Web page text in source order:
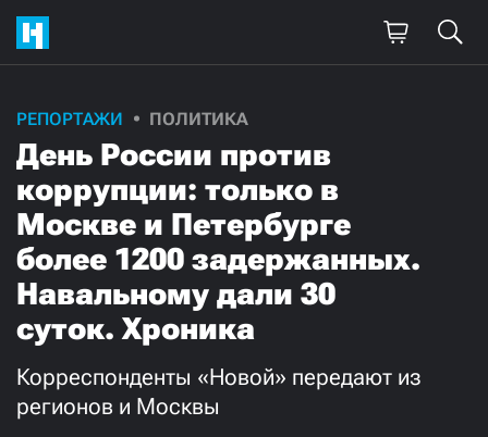
РЕПОРТАЖИ ПОЛИТИКА
День России против
коррупции: только в
Москве и Петербурге
более 1200 задержанных.
Навальному дали 30
суток. Хроника
Корреспонденты «Новой» передают из
регионов и Москвы